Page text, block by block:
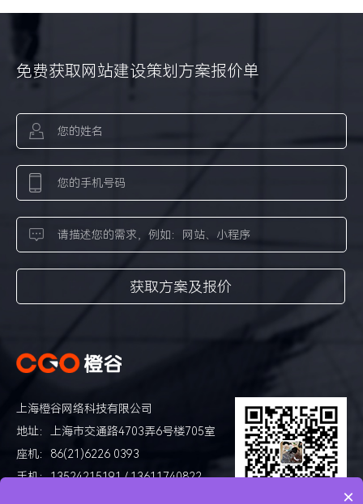
免费获取网站建设策划方案报价单
上海橙谷网络科技有限公司
地址：上海市交通路4703弄6号楼705室
座机：86(21)6226 0393
手机：13524215191 / 13611740822
×